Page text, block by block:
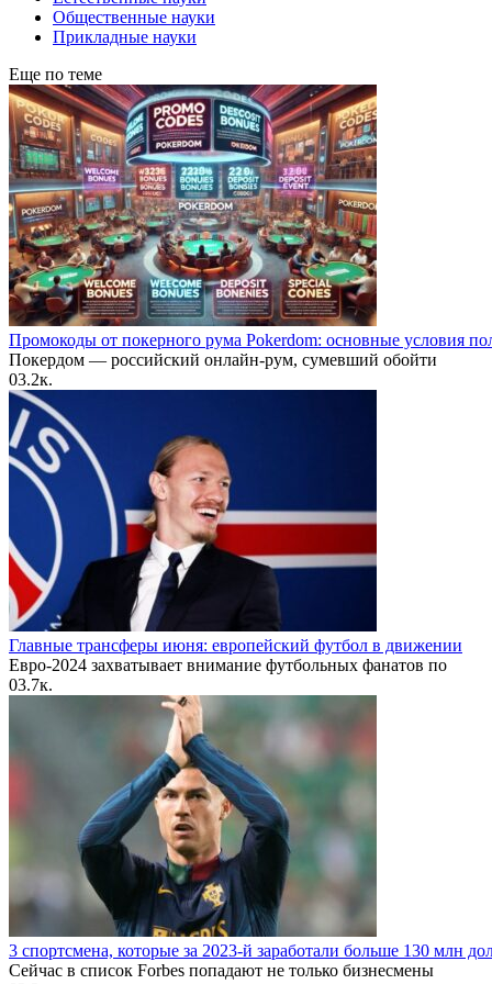
Общественные науки
Прикладные науки
Еще по теме
Промокоды от покерного рума Pokerdom: основные условия
Покердом — российский онлайн-рум, сумевший обойти
03.2к.
Главные трансферы июня: европейский футбол в движении
Евро-2024 захватывает внимание футбольных фанатов по
03.7к.
3 спортсмена, которые за 2023-й заработали больше 130 млн
Сейчас в список Forbes попадают не только бизнесмены